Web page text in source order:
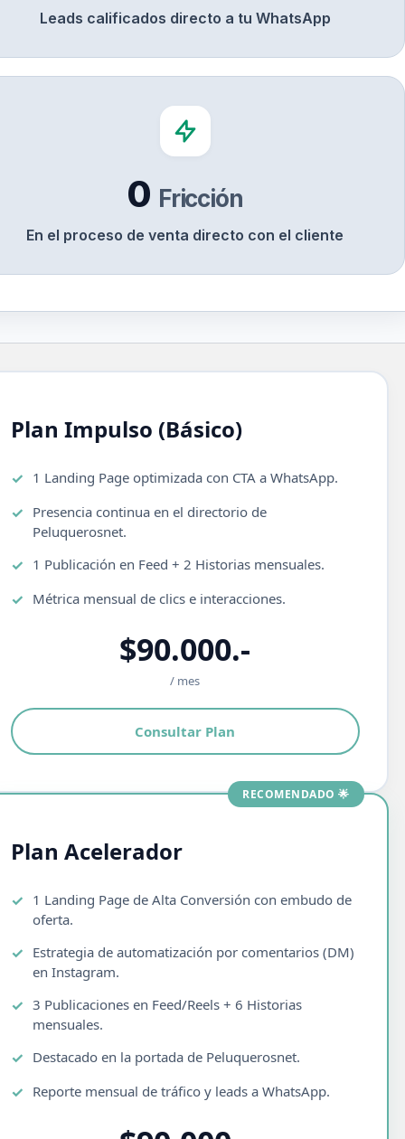
Leads calificados directo a tu WhatsApp
0 Fricción
En el proceso de venta directo con el cliente
Plan Impulso (Básico)
1 Landing Page optimizada con CTA a WhatsApp.
Presencia continua en el directorio de
Peluquerosnet.
1 Publicación en Feed + 2 Historias mensuales.
Métrica mensual de clics e interacciones.
$90.000.-
/ mes
Consultar Plan
RECOMENDADO 🌟
Plan Acelerador
1 Landing Page de Alta Conversión con embudo de
oferta.
Estrategia de automatización por comentarios (DM)
en Instagram.
3 Publicaciones en Feed/Reels + 6 Historias
mensuales.
Destacado en la portada de Peluquerosnet.
Reporte mensual de tráfico y leads a WhatsApp.